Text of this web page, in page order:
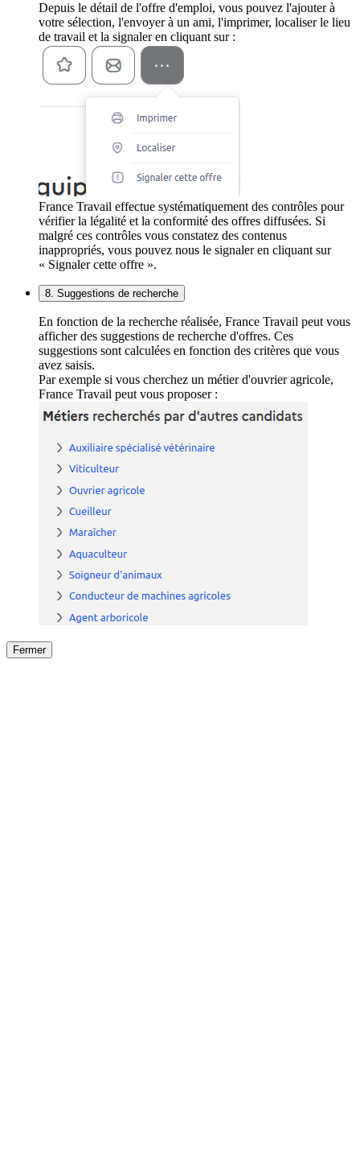
Depuis le détail de l'offre d'emploi, vous pouvez l'ajouter à
votre sélection, l'envoyer à un ami, l'imprimer, localiser le lieu
de travail et la signaler en cliquant sur :
France Travail effectue systématiquement des contrôles pour
vérifier la légalité et la conformité des offres diffusées. Si
malgré ces contrôles vous constatez des contenus
inappropriés, vous pouvez nous le signaler en cliquant sur
« Signaler cette offre ».
8. Suggestions de recherche
En fonction de la recherche réalisée, France Travail peut vous
afficher des suggestions de recherche d'offres. Ces
suggestions sont calculées en fonction des critères que vous
avez saisis.
Par exemple si vous cherchez un métier d'ouvrier agricole,
France Travail peut vous proposer :
Fermer